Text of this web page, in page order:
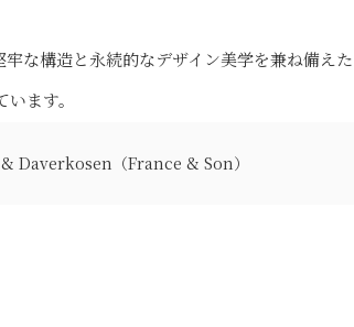
な構造と永続的なデザイン美学を兼ね備えた
ます。
Daverkosen（France & Son）